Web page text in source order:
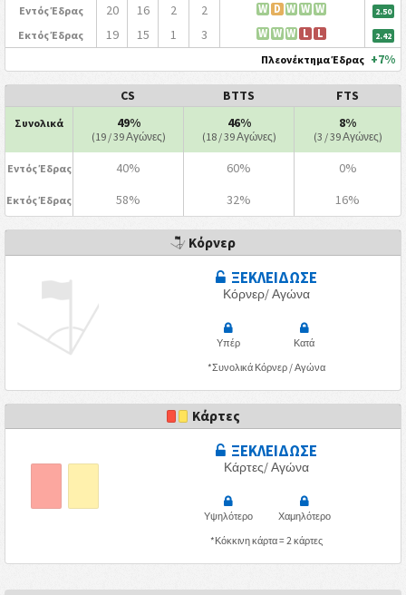
Εντός Έδρας 20 16 2 2 W D W W W 2.50
Εκτός Έδρας 19 15 1 3 W W W L L 2.42
Πλεονέκτημα Έδρας +7%
CS BTTS FTS
Συνολικά 49%
(19 / 39 Αγώνες)
46%
(18 / 39 Αγώνες)
8%
(3 / 39 Αγώνες)
Εντός Έδρας 40% 60% 0%
Εκτός Έδρας 58% 32% 16%
Κόρνερ
ΞΕΚΛΕΙΔΩΣΕ
Κόρνερ/ Αγώνα
Υπέρ
Κατά
*Συνολικά Κόρνερ / Αγώνα
Κάρτες
ΞΕΚΛΕΙΔΩΣΕ
Κάρτες/ Αγώνα
Υψηλότερο
Χαμηλότερο
*Κόκκινη κάρτα = 2 κάρτες